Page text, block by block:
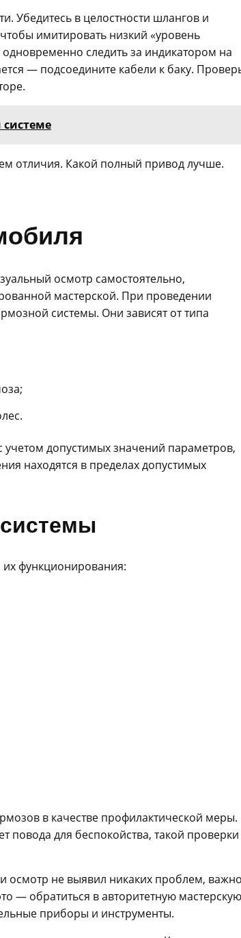
Убедитесь в целостности шлангов и
имитировать низкий «уровень
следить за индикатором на
— подсоедините кабели к баку.
отличия. Какой полный привод лучше.
осмотр самостоятельно,
мастерской. При проведении
системы. Они зависят от типа
учетом допустимых значений параметров,
находятся в пределах допустимых
их функционирования:
в качестве профилактической меры.
повода для беспокойства, такой проверки
осмотр не выявил никаких проблем,
— обратиться в авторитетную
приборы и инструменты.